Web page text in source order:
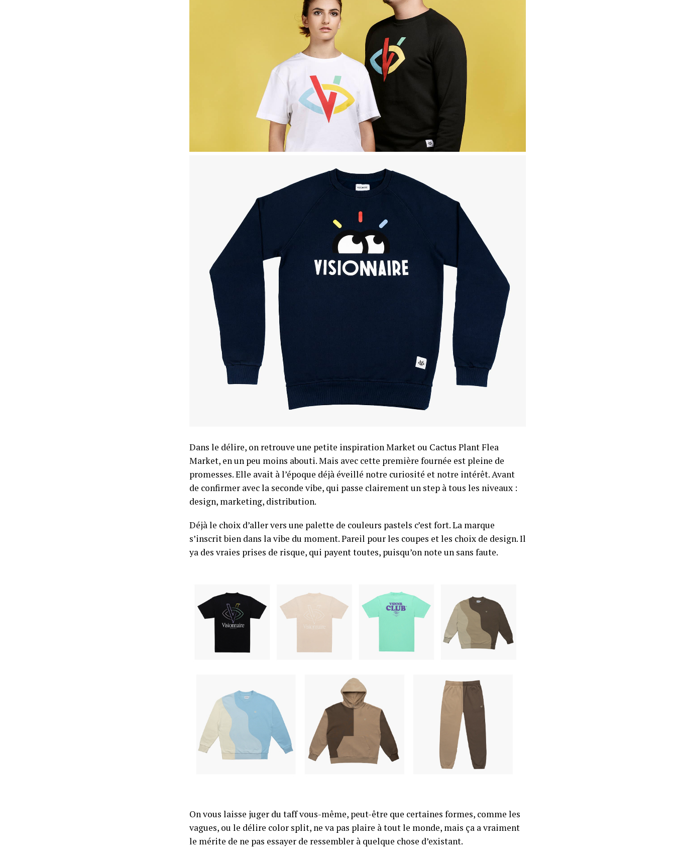
Dans le délire, on retrouve une petite inspiration Market ou Cactus Plant Flea
Market, en un peu moins abouti. Mais avec cette première fournée est pleine de
promesses. Elle avait à l’époque déjà éveillé notre curiosité et notre intérêt. Avant
de confirmer avec la seconde vibe, qui passe clairement un step à tous les niveaux :
design, marketing, distribution.
Déjà le choix d’aller vers une palette de couleurs pastels c’est fort. La marque
s’inscrit bien dans la vibe du moment. Pareil pour les coupes et les choix de design. Il
ya des vraies prises de risque, qui payent toutes, puisqu’on note un sans faute.
On vous laisse juger du taff vous-même, peut-être que certaines formes, comme les
vagues, ou le délire color split, ne va pas plaire à tout le monde, mais ça a vraiment
le mérite de ne pas essayer de ressembler à quelque chose d’existant.